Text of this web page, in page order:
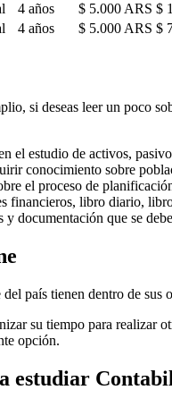
4 años $ 5.000 ARS $
4 años $ 5.000 ARS $
si deseas leer un poco
el estudio de activos,
conocimiento sobre
el proceso de
financieros, libro diario,
y documentación que se
país tienen dentro de sus
su tiempo para realizar
opción.
estudiar